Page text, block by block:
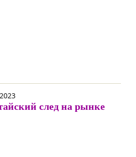
след на рынке